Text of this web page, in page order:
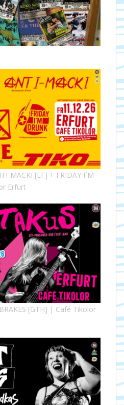
MACKI [EF] + FRIDAY I´M
Erfurt
[GTH] | Café Tikolor